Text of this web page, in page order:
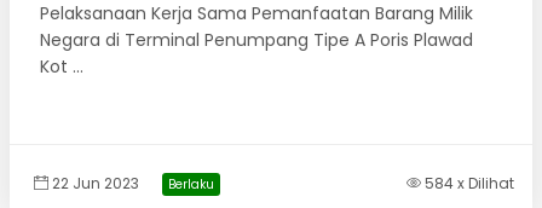
Pelaksanaan Kerja Sama Pemanfaatan Barang Milik
Negara di Terminal Penumpang Tipe A Poris Plawad
Kot ...
22 Jun 2023 Berlaku 584 x Dilihat